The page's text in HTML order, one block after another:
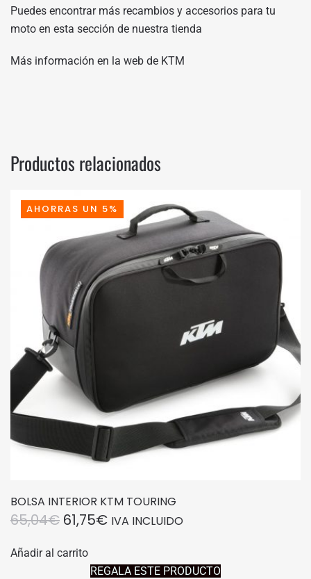
Puedes encontrar más recambios y accesorios para tu
moto en esta sección de nuestra tienda
Más información en la web de KTM
Productos relacionados
AHORRAS UN 5%
BOLSA INTERIOR KTM TOURING
65,04€ EL
ORIGINAL
61,75€EL
ACTUAL
IVA INCLUIDO
Añadir al carrito
REGALA ESTE PRODUCTO